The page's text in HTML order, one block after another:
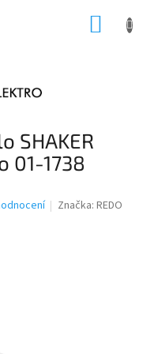
SHAKER
01-1738
Značka:REDO